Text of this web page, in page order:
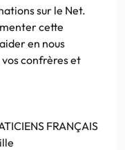
sur le Net.
cette
en nous
confrères et
FRANÇAIS